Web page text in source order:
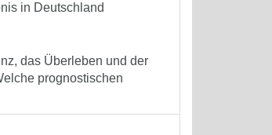
in Deutschland
das Überleben und der
prognostischen